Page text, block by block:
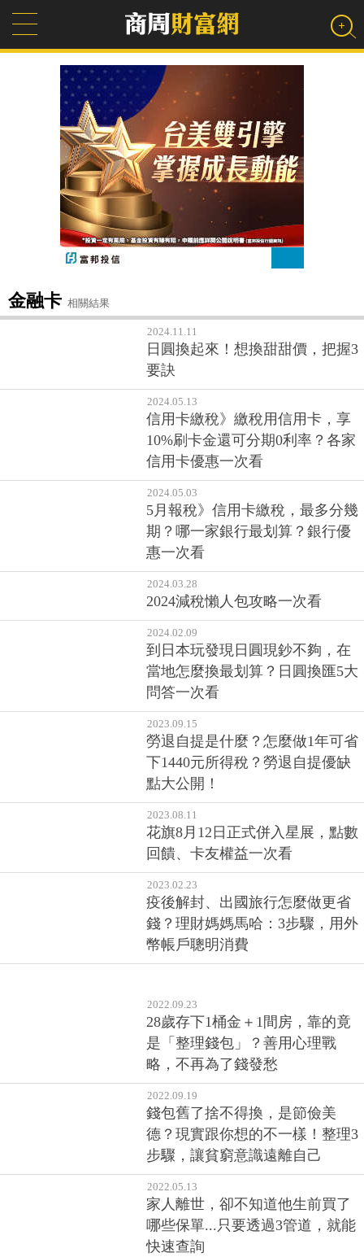
金融卡 相關結果
2024.11.11
日圓換起來！想換甜甜價，把握3
要訣
2024.05.13
信用卡繳稅》繳稅用信用卡，享
10%刷卡金還可分期0利率？各家
信用卡優惠一次看
2024.05.03
5月報稅》信用卡繳稅，最多分幾
期？哪一家銀行最划算？銀行優
惠一次看
2024.03.28
2024減稅懶人包攻略一次看
2024.02.09
到日本玩發現日圓現鈔不夠，在
當地怎麼換最划算？日圓換匯5大
問答一次看
2023.09.15
勞退自提是什麼？怎麼做1年可省
下1440元所得稅？勞退自提優缺
點大公開！
2023.08.11
花旗8月12日正式併入星展，點數
回饋、卡友權益一次看
2023.02.23
疫後解封、出國旅行怎麼做更省
錢？理財媽媽馬哈：3步驟，用外
幣帳戶聰明消費
2022.09.23
28歲存下1桶金＋1間房，靠的竟
是「整理錢包」？善用心理戰
略，不再為了錢發愁
2022.09.19
錢包舊了捨不得換，是節儉美
德？現實跟你想的不一樣！整理3
步驟，讓貧窮意識遠離自己
2022.05.13
家人離世，卻不知道他生前買了
哪些保單...只要透過3管道，就能
快速查詢